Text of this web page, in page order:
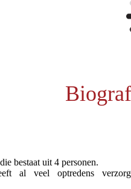
bestaat uit 4 personen.
al veel optredens